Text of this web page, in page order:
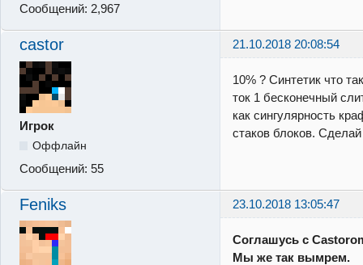
Сообщений: 2,967
castor 21.10.2018 20:08:54
Игрок
Оффлайн
Сообщений: 55
10% ? Синтетик что
ток 1 бесконечный
как сингулярность
стаков блоков.
Feniks 23.10.2018 13:05:47
Соглашусь с
Мы же так вымрем.